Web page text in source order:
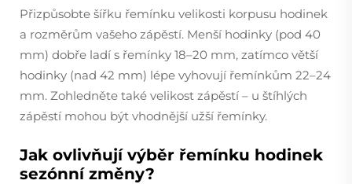
Přizpůsobte šířku řemínku velikosti korpusu hodinek
a rozměrům vašeho zápěstí. Menší hodinky (pod 40
mm) dobře ladí s řemínky 18–20 mm, zatímco větší
hodinky (nad 42 mm) lépe vyhovují řemínkům 22–24
mm. Zohledněte také velikost zápěstí – u štíhlých
zápěstí mohou být vhodnější užší řemínky.
Jak ovlivňují výběr řemínku hodinek
sezónní změny?